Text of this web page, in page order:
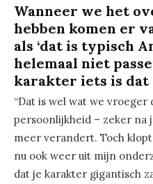
Wanneer we het
hebben komen er
als ‘dat is typisch
helemaal niet
karakter iets is dat
“Dat is wel wat we vroeger
persoonlijkheid – zeker
meer verandert. Toch
nu ook weer uit mijn
dat je karakter gigantisch